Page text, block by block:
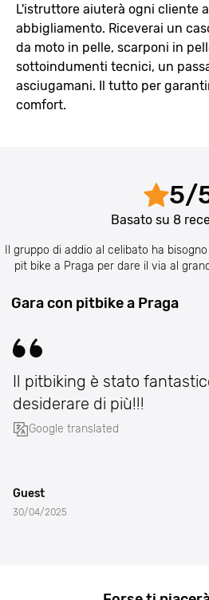
L'istruttore aiuterà ogni cliente
abbigliamento. Riceverai un
da moto in pelle, scarponi in
sottoindumenti tecnici, un
asciugamani. Il tutto per
comfort.
5/
Basato su 8
Il gruppo di addio al celibato ha
pit bike a Praga per dare il via al
Gara con pitbike a Praga
Il pitbiking è stato
desiderare di più!!!
Google translated
Guest
30/04/2025